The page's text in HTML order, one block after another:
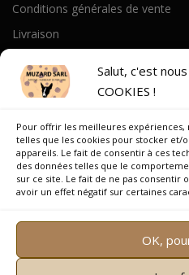
Salut, c'est nous
COOKIES !
Pour offrir les meilleures expériences,
telles que les cookies pour stocker et/
appareils. Le fait de consentir à ces
des données telles que le
sur ce site. Le fait de ne pas
avoir un effet négatif sur certaines
OK,
Conditions générales de vente
Livraison
Notre Histoire
On parle de nous
Recrutement